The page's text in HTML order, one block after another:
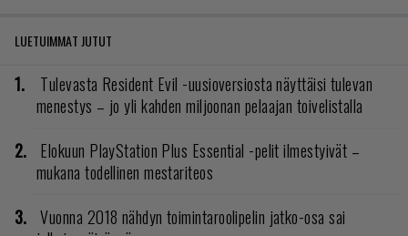
LUETUIMMAT JUTUT
Tulevasta Resident Evil -uusioversiosta näyttäisi tulevan
menestys – jo yli kahden miljoonan pelaajan toivelistalla
Elokuun PlayStation Plus Essential -pelit ilmestyivät –
mukana todellinen mestariteos
Vuonna 2018 nähdyn toimintaroolipelin jatko-osa sai